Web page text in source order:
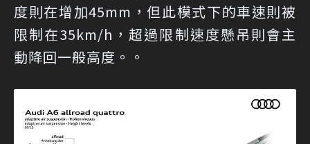
度則在增加45mm，但此模式下的車速則被
限制在35km/h，超過限制速度懸吊則會主
動降回一般高度。。